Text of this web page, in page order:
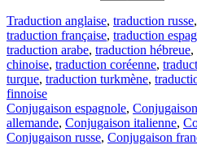
Traduction anglaise, traduction russe,
traduction française, traduction
traduction arabe, traduction hébreue,
chinoise, traduction coréenne,
turque, traduction turkmène,
finnoise
Conjugaison espagnole,
allemande, Conjugaison italienne,
Conjugaison russe, Conjugaison